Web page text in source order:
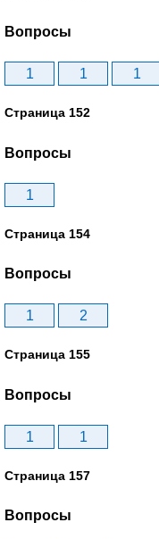
Вопросы
1 1 1
Страница 152
Вопросы
1
Страница 154
Вопросы
1 2
Страница 155
Вопросы
1 1
Страница 157
Вопросы